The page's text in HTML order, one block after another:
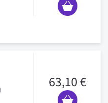
63,10 €